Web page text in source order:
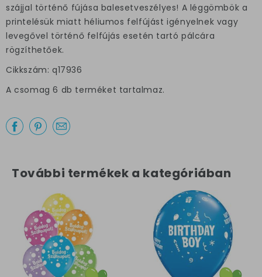
szájjal történő fújása balesetveszélyes! A léggömbök a
printelésük miatt héliumos felfújást igényelnek vagy
levegővel történő felfújás esetén tartó pálcára
rögzíthetőek.
Cikkszám: q17936
A csomag 6 db terméket tartalmaz.
További termékek a kategóriában